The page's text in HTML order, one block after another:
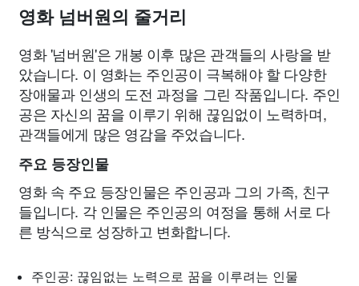
영화 넘버원의 줄거리
영화 '넘버원'은 개봉 이후 많은 관객들의 사랑을 받
았습니다. 이 영화는 주인공이 극복해야 할 다양한
장애물과 인생의 도전 과정을 그린 작품입니다. 주인
공은 자신의 꿈을 이루기 위해 끊임없이 노력하며,
관객들에게 많은 영감을 주었습니다.
주요 등장인물
영화 속 주요 등장인물은 주인공과 그의 가족, 친구
들입니다. 각 인물은 주인공의 여정을 통해 서로 다
른 방식으로 성장하고 변화합니다.
주인공: 끊임없는 노력으로 꿈을 이루려는 인물